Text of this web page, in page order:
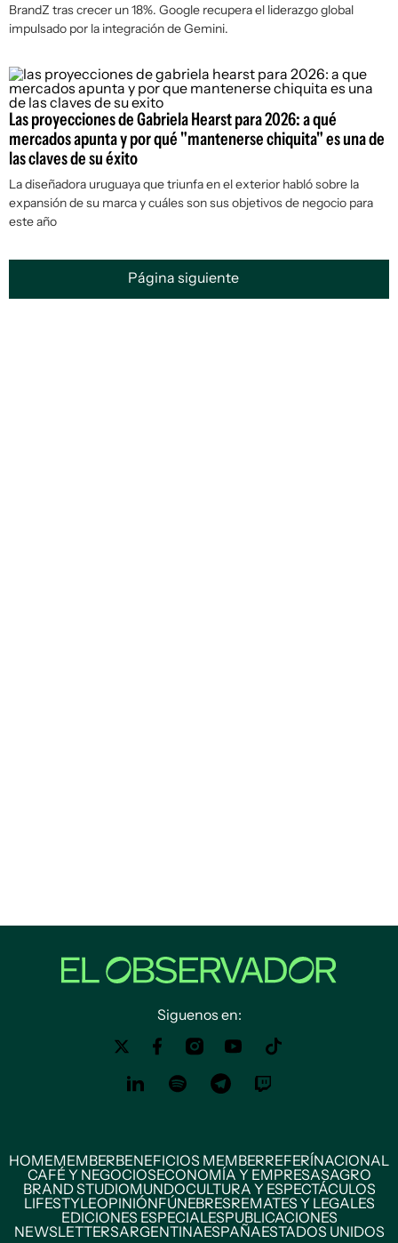
BrandZ tras crecer un 18%. Google recupera el liderazgo global
impulsado por la integración de Gemini.
Las proyecciones de Gabriela Hearst para 2026: a qué
mercados apunta y por qué "mantenerse chiquita" es una de
las claves de su éxito
La diseñadora uruguaya que triunfa en el exterior habló sobre la
expansión de su marca y cuáles son sus objetivos de negocio para
este año
Página siguiente
Siguenos en:
HOMEMEMBERBENEFICIOS MEMBERREFERÍNACIONAL
CAFÉ Y NEGOCIOSECONOMÍA Y EMPRESASAGRO
BRAND STUDIOMUNDOCULTURA Y ESPECTÁCULOS
LIFESTYLEOPINIÓNFÚNEBRESREMATES Y LEGALES
EDICIONES ESPECIALESPUBLICACIONES
NEWSLETTERSARGENTINAESPAÑAESTADOS UNIDOS